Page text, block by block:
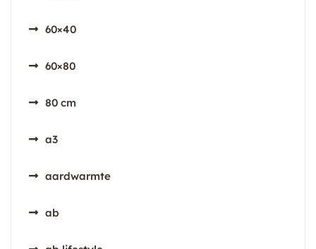
60×40
60×80
80 cm
a3
aardwarmte
ab